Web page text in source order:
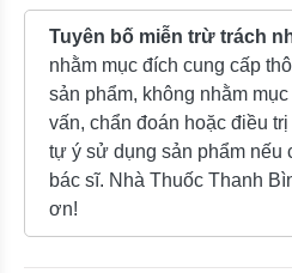
Tuyên bố miễn trừ trách
nhằm mục đích cung cấp
sản phẩm, không nhằm
vấn, chẩn đoán hoặc điều
tự ý sử dụng sản phẩm nếu
bác sĩ. Nhà Thuốc Thanh
ơn!